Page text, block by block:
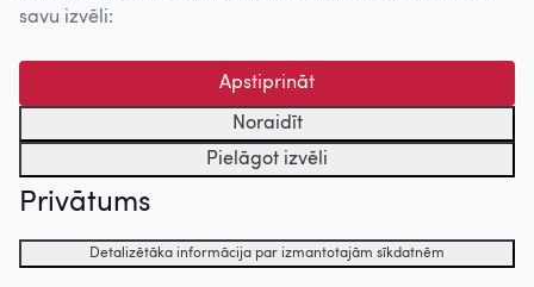
savu izvēli:
Apstiprināt
Noraidīt
Pielāgot izvēli
Privātums
Detalizētāka informācija par izmantotajām sīkdatnēm